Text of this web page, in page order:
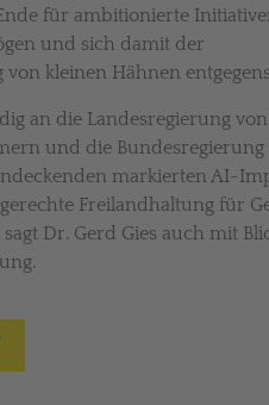
für ambitionierte
und sich damit der
kleinen Hähnen
an die Landesregierung von
und die Bundesregierung
markierten AI-
Freilandhaltung für
Dr. Gerd Gies auch mit